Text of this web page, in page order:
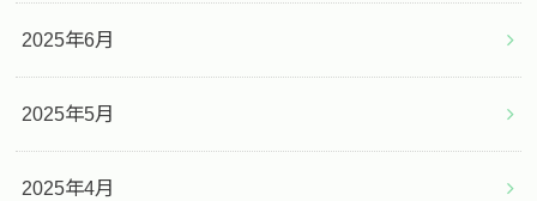
2025年6月
2025年5月
2025年4月